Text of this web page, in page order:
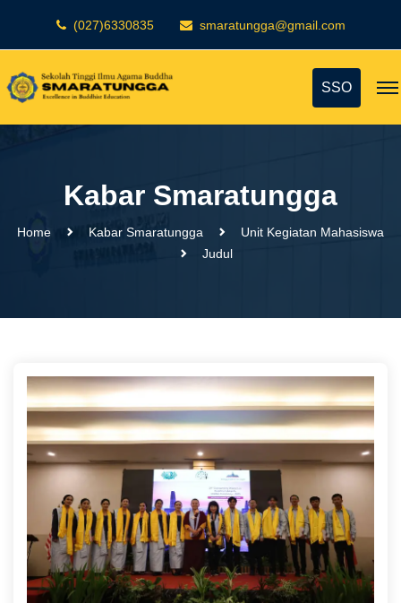
(027)6330835 smaratungga@gmail.com
SSO
Kabar Smaratungga
Home Kabar Smaratungga
Unit Kegiatan Mahasiswa
Judul